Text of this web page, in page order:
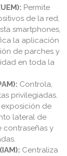
Permite
de la red,
smartphones,
la aplicación
de parches y
en toda la
Controla,
privilegiadas.
de
lateral de
contraseñas y
Centraliza